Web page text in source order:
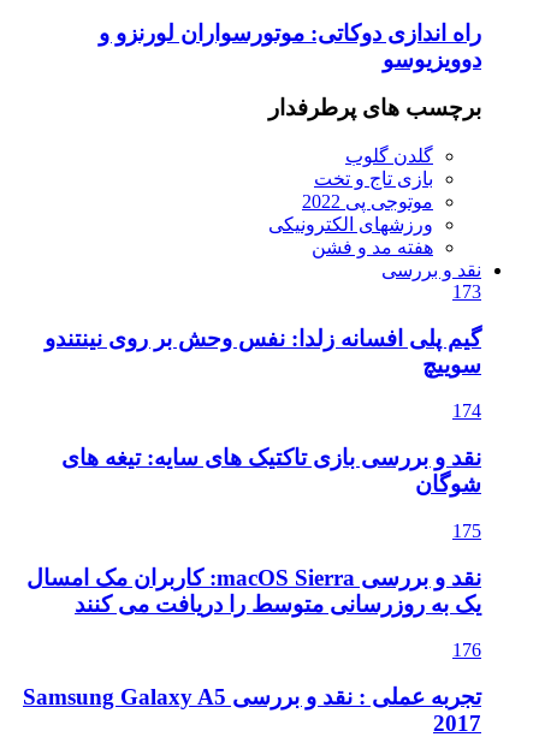
راه اندازی دوکاتی: موتورسواران لورنزو و
دوویزیوسو
برچسب های پرطرفدار
گلدن گلوب
بازی تاج و تخت
موتوجی پی 2022
ورزشهای الکترونیکی
هفته مد و فشن
نقد و بررسی
173
گیم پلی افسانه زلدا: نفس وحش بر روی نینتندو
سوییچ
174
نقد و بررسی بازی تاکتیک های سایه: تیغه های
شوگان
175
نقد و بررسی macOS Sierra: کاربران مک امسال
یک به روزرسانی متوسط را دریافت می کنند
176
تجربه عملی : نقد و بررسی Samsung Galaxy A5
2017